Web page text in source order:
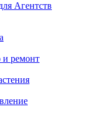
Агентств
и ремонт